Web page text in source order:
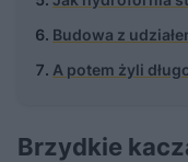
Budowa z
A potem żyli
Brzydkie